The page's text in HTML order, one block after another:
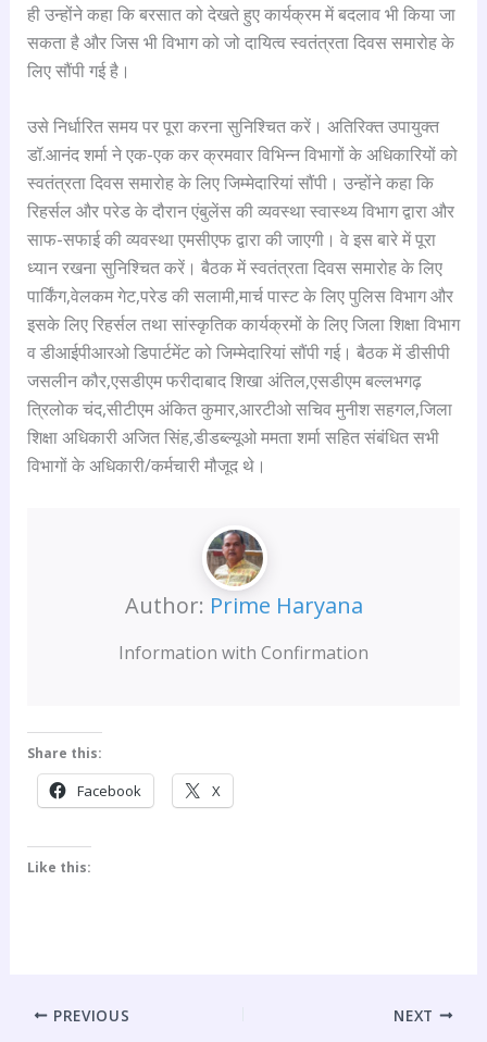
ही उन्होंने कहा कि बरसात को देखते हुए कार्यक्रम में बदलाव भी किया जा
सकता है और जिस भी विभाग को जो दायित्व स्वतंत्रता दिवस समारोह के
लिए सौंपी गई है।
उसे निर्धारित समय पर पूरा करना सुनिश्चित करें। अतिरिक्त उपायुक्त
डॉ.आनंद शर्मा ने एक-एक कर क्रमवार विभिन्न विभागों के अधिकारियों को
स्वतंत्रता दिवस समारोह के लिए जिम्मेदारियां सौंपी। उन्होंने कहा कि
रिहर्सल और परेड के दौरान एंबुलेंस की व्यवस्था स्वास्थ्य विभाग द्वारा और
साफ-सफाई की व्यवस्था एमसीएफ द्वारा की जाएगी। वे इस बारे में पूरा
ध्यान रखना सुनिश्चित करें। बैठक में स्वतंत्रता दिवस समारोह के लिए
पार्किंग,वेलकम गेट,परेड की सलामी,मार्च पास्ट के लिए पुलिस विभाग और
इसके लिए रिहर्सल तथा सांस्कृतिक कार्यक्रमों के लिए जिला शिक्षा विभाग
व डीआईपीआरओ डिपार्टमेंट को जिम्मेदारियां सौंपी गई। बैठक में डीसीपी
जसलीन कौर,एसडीएम फरीदाबाद शिखा अंतिल,एसडीएम बल्लभगढ़
त्रिलोक चंद,सीटीएम अंकित कुमार,आरटीओ सचिव मुनीश सहगल,जिला
शिक्षा अधिकारी अजित सिंह,डीडब्ल्यूओ ममता शर्मा सहित संबंधित सभी
विभागों के अधिकारी/कर्मचारी मौजूद थे।
Author: Prime Haryana
Information with Confirmation
Share this:
Facebook X
Like this:
PREVIOUS NEXT